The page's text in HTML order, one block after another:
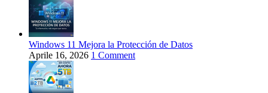
Windows 11 Mejora la Protección de Datos
Aprile 16, 2026 1 Comment